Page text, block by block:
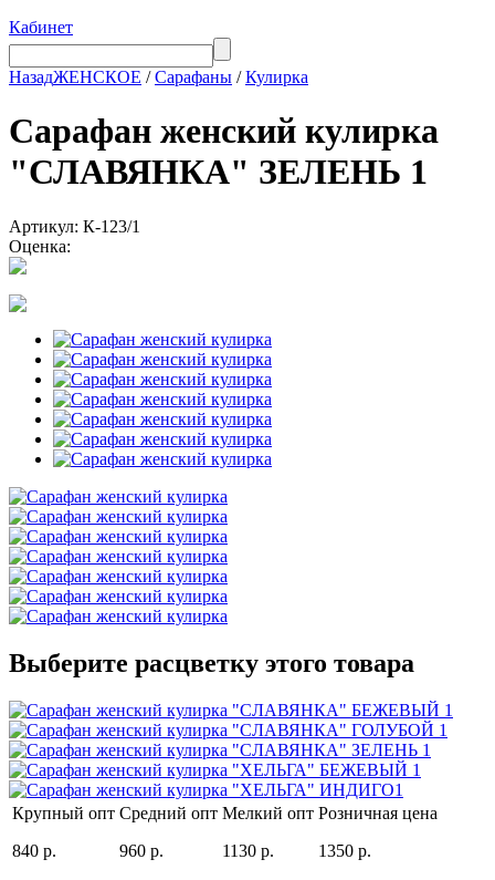
Кабинет
НазадЖЕНСКОЕ /Сарафаны /Кулирка
Сарафан женский кулирка
"СЛАВЯНКА" ЗЕЛЕНЬ 1
Артикул: К-123/1
Оценка:
Выберите расцветку этого товара
Крупный опт
840 р.
Средний опт
960 р.
Мелкий опт
1130 р.
Розничная цена
1350 р.